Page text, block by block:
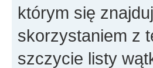
którym się
skorzystaniem z
szczycie listy